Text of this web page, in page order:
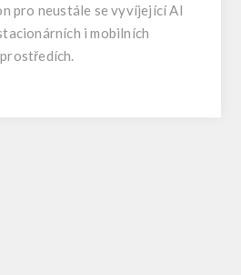
pro neustále se vyvíjející AI
i mobilních
prostředích.